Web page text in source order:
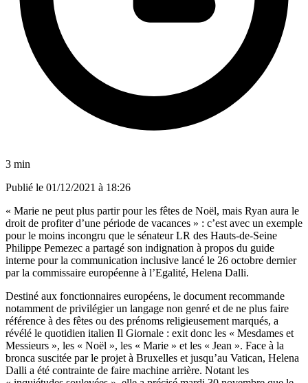
3 min
Publié le 01/12/2021 à 18:26
« Marie ne peut plus partir pour les fêtes de Noël, mais Ryan aura le
droit de profiter d’une période de vacances » : c’est avec un exemple
pour le moins incongru que le sénateur LR des Hauts-de-Seine
Philippe Pemezec a partagé son indignation à propos du guide
interne pour la communication inclusive lancé le 26 octobre dernier
par la commissaire européenne à l’Egalité, Helena Dalli.
Destiné aux fonctionnaires européens, le document recommande
notamment de privilégier un langage non genré et de ne plus faire
référence à des fêtes ou des prénoms religieusement marqués, a
révélé le quotidien italien Il Giornale : exit donc les « Mesdames et
Messieurs », les « Noël », les « Marie » et les « Jean ». Face à la
bronca suscitée par le projet à Bruxelles et jusqu’au Vatican, Helena
Dalli a été contrainte de faire machine arrière. Notant les